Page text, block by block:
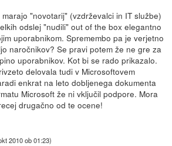
"novotarij" (vzdrževalci in IT službe)
odslej "nudili" out of the box elegantno
uporabnikom. Spremembo pa je verjetno
naročnikov? Se pravi potem že ne gre za
uporabnikov. Kot bi se rado prikazalo.
delovala tudi v Microsoftovem
enkrat na leto dobljenega dokumenta
Microsoft že ni vključil podpore. Mora
drugačno od te ocene!
2010 ob 01:23)